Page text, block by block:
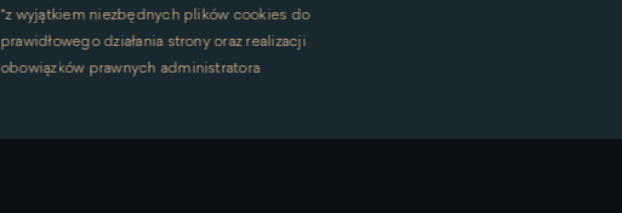
*z wyjątkiem niezbędnych plików cookies do
prawidłowego działania strony oraz realizacji
obowiązków prawnych administratora
pokryte
a także pasmanterie – galony,